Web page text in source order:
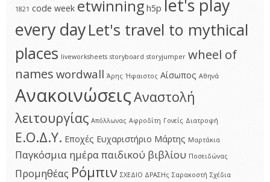
1821 code week etwinning h5p let's play
every dayLet's travel to mythical
places liveworksheets storyboard storyjumper wheel of
names wordwall Άρης Ήφαιστος Αίσωπος Αθηνά
ΑνακοινώσειςΑναστολή
λειτουργίας Απόλλωνας Αφροδίτη Γονείς Διατροφή
Ε.Ο.Δ.Υ. Εποχές Ευχαριστήριο Μάρτης Μαρτάκια
Παγκόσμια ημέρα παιδικού βιβλίου Ποσειδώνας
Προμηθέας Ρόμπιν ΣΧΕΔΙΟ ΔΡΑΣΗς Σαρακοστή Σχέδια